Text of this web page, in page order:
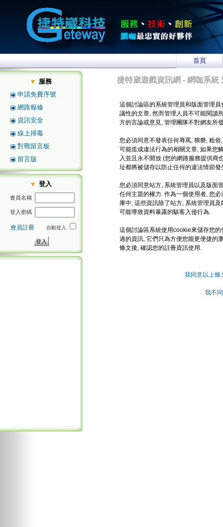
首頁
服務
申請免費序號
網路報修
資訊安全
線上掃毒
對戰留言板
留言版
登入
會員名稱
登入密碼
會員註冊 自動登入
捷特崴遊戲資訊網 - 網咖系統
這個討論區的系統管理員和版面管理
議性的文章, 然而管理人員不可能閱讀
方的言論或意見, 管理團隊不對網友所
您必須同意不發表任何辱罵, 猥褻, 粗
可能造成違法行為的相關文章, 如果您
入並且永不開放 (您的網路服務提供商
址都將被儲存以防止任何的違法情節發
您必須同意站方, 系統管理員以及版面
任何主題的權力. 作為一個使用者, 您
庫中, 這些資訊除了站方, 系統管理員
可能導致資料暴露的駭客入侵行為.
這個討論區系統使用cookie來儲存您
過的資訊, 它們只為方便您能更便捷的
條文後, 確認您的註冊資訊使用.
我同意以上條
我不